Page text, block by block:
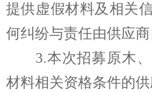
提供虚假材料及相关
何纠纷与责任由供应商
3.本次招募原木、
材料相关资格条件的供